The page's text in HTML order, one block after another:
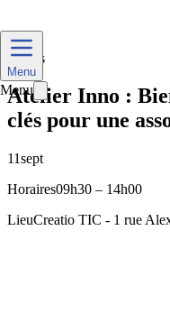
Menu
Menu
Divers
Atelier Inno :
clés pour une
11sept
Horaires09h30 – 14h00
LieuCreatio TIC - 1 rue